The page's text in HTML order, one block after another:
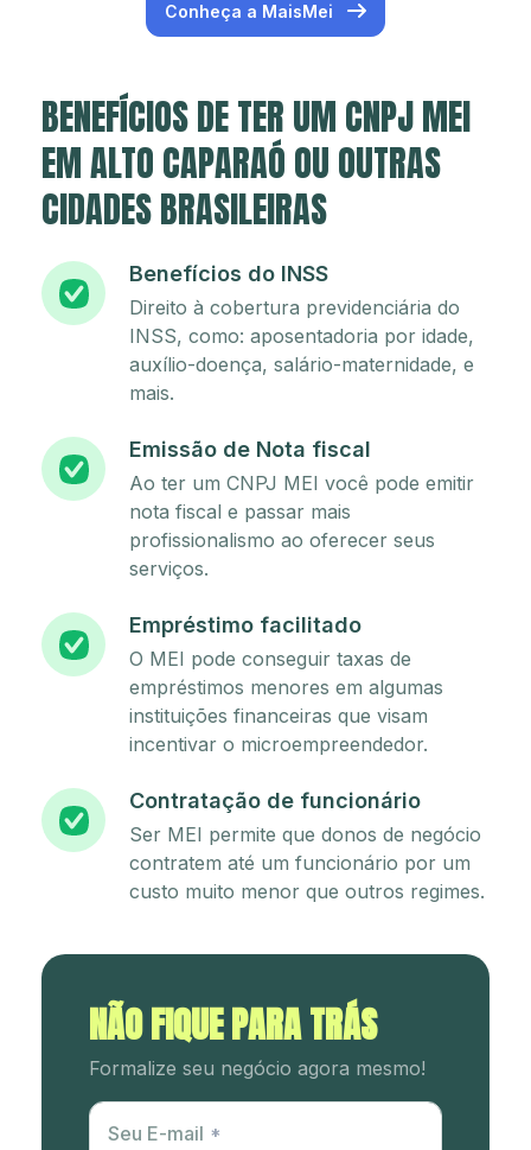
Conheça a MaisMei
BENEFÍCIOS DE TER UM CNPJ MEI
EM ALTO CAPARAÓ OU OUTRAS
CIDADES BRASILEIRAS
Benefícios do INSS
Direito à cobertura previdenciária do
INSS, como: aposentadoria por idade,
auxílio-doença, salário-maternidade, e
mais.
Emissão de Nota fiscal
Ao ter um CNPJ MEI você pode emitir
nota fiscal e passar mais
profissionalismo ao oferecer seus
serviços.
Empréstimo facilitado
O MEI pode conseguir taxas de
empréstimos menores em algumas
instituições financeiras que visam
incentivar o microempreendedor.
Contratação de funcionário
Ser MEI permite que donos de negócio
contratem até um funcionário por um
custo muito menor que outros regimes.
NÃO FIQUE PARA TRÁS
Formalize seu negócio agora mesmo!
Utm Content
Seu E-mail